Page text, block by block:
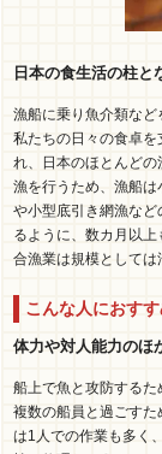
日本の食生活の柱と
漁船に乗り魚介類など
私たちの日々の食卓
れ、日本のほとんど
漁を行うため、漁船
や小型底引き網漁な
るように、数カ月以
合漁業は規模としては
こんな人におす
体力や対人能力のほ
船上で魚と攻防するた
複数の船員と過ごす
は1人での作業も多く